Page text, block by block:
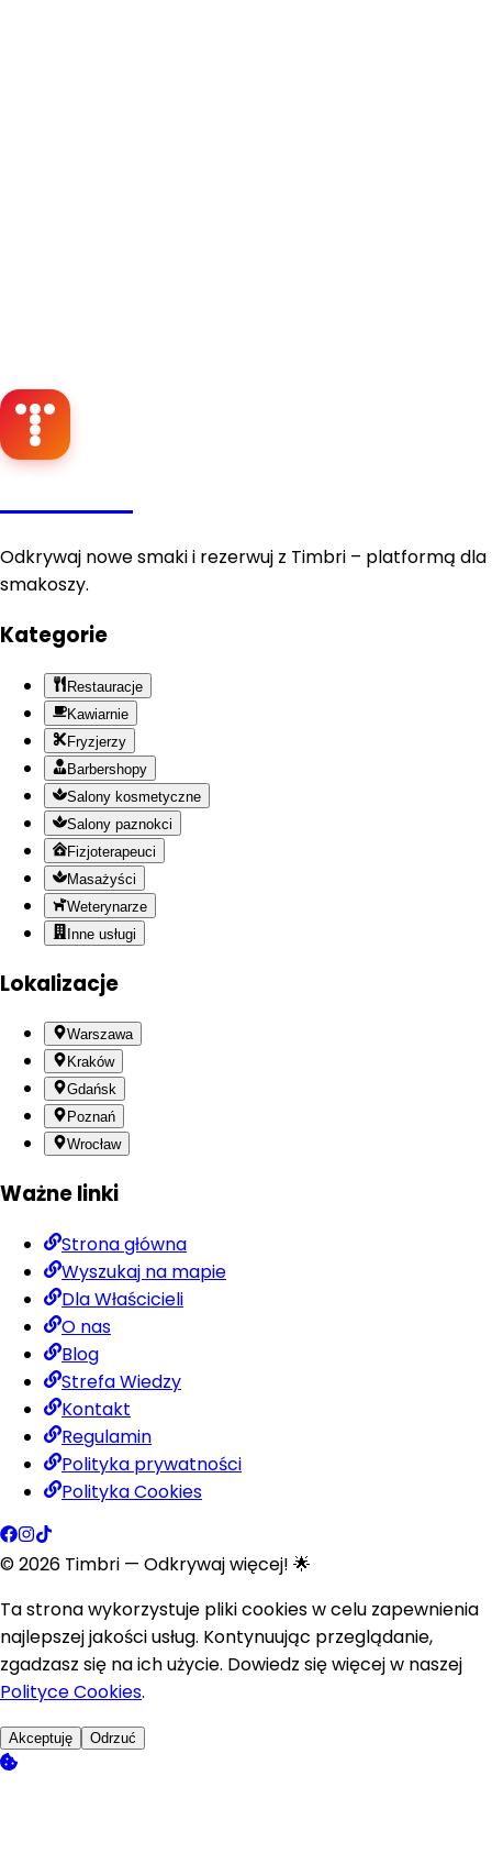
Timbri
Odkrywaj nowe smaki i rezerwuj z Timbri – platformą dla
smakoszy.
Kategorie
Restauracje
Kawiarnie
Fryzjerzy
Barbershopy
Salony kosmetyczne
Salony paznokci
Fizjoterapeuci
Masażyści
Weterynarze
Inne usługi
Lokalizacje
Warszawa
Kraków
Gdańsk
Poznań
Wrocław
Ważne linki
Strona główna
Wyszukaj na mapie
Dla Właścicieli
O nas
Blog
Strefa Wiedzy
Kontakt
Regulamin
Polityka prywatności
Polityka Cookies
©2026 Timbri — Odkrywaj więcej! 🌟
Ta strona wykorzystuje pliki cookies w celu zapewnienia
najlepszej jakości usług. Kontynuując przeglądanie,
zgadzasz się na ich użycie. Dowiedz się więcej w naszej
Polityce Cookies.
Akceptuję Odrzuć